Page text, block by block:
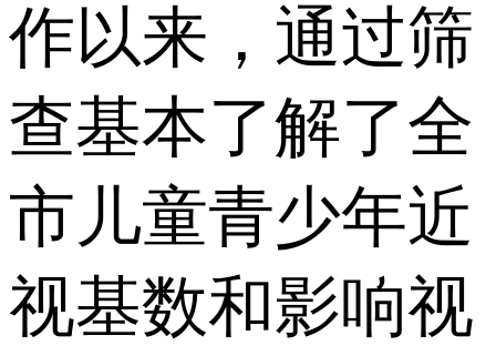
作以来，通过筛
查基本了解了全
市儿童青少年近
视基数和影响视